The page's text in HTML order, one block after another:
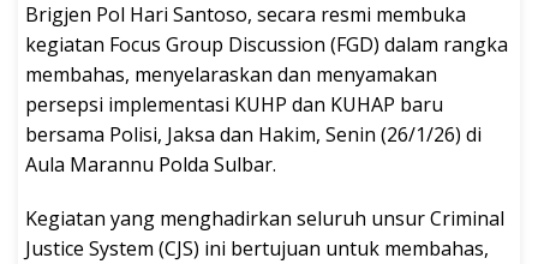
Brigjen Pol Hari Santoso, secara resmi membuka
kegiatan Focus Group Discussion (FGD) dalam rangka
membahas, menyelaraskan dan menyamakan
persepsi implementasi KUHP dan KUHAP baru
bersama Polisi, Jaksa dan Hakim, Senin (26/1/26) di
Aula Marannu Polda Sulbar.
Kegiatan yang menghadirkan seluruh unsur Criminal
Justice System (CJS) ini bertujuan untuk membahas,